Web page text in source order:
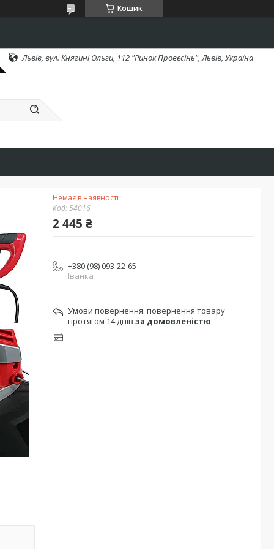
Кошик
Львів, вул. Княгині Ольги, 112 "Ринок Провесінь", Львів, Україна
Немає в наявності
Код:54016
2 445 ₴
+380 (98) 093-22-65
Іванка
повернення товару
протягом 14 днів за домовленістю